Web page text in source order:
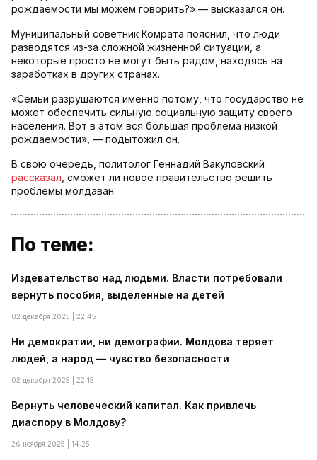
рождаемости мы можем говорить?» — высказался он.
Муниципальный советник Комрата пояснил, что люди
разводятся из-за сложной жизненной ситуации, а
некоторые просто не могут быть рядом, находясь на
заработках в других странах.
«Семьи разрушаются именно потому, что государство не
может обеспечить сильную социальную защиту своего
населения. Вот в этом вся большая проблема низкой
рождаемости», — подытожил он.
В свою очередь, политолог Геннадий Вакуловский
рассказал , сможет ли новое правительство решить
проблемы молдаван.
По теме:
Издевательство над людьми. Власти потребовали
вернуть пособия, выделенные на детей
02 декабря 2025 | 22:45
Ни демократии, ни демографии. Молдова теряет
людей, а народ — чувство безопасности
02 декабря 2025 | 22:15
Вернуть человеческий капитал. Как привлечь
диаспору в Молдову?
26 ноября 2025 | 14:25